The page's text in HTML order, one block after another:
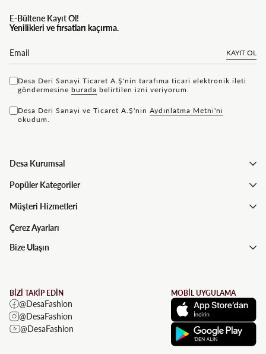
E-Bültene Kayıt Ol!
Yenilikleri ve fırsatları kaçırma.
KAYIT OL
Desa Deri Sanayi Ticaret A.Ş'nin tarafıma ticari elektronik ileti
göndermesine bu rada belirtilen izni veriyorum.
Desa Deri Sanayi ve Ticaret A.Ş'nin Aydınlatma Metni'ni
okudum.
Desa Kurumsal
Popüler Kategoriler
Müşteri Hizmetleri
Çerez Ayarları
Bize Ulaşın
BİZİ TAKİP EDİN
@DesaFashion
@DesaFashion
@DesaFashion
MOBİL UYGULAMA